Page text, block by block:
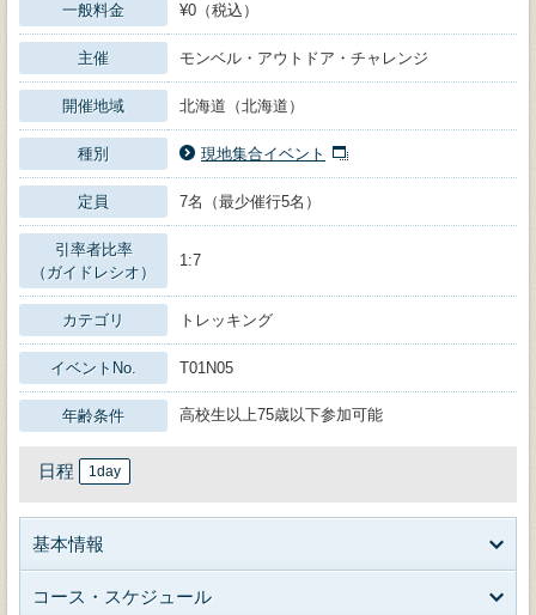
一般料金 ¥0（税込）
主催 モンベル・アウトドア・チャレンジ
開催地域 北海道（北海道）
種別 現地集合イベント
定員 7名（最少催行5名）
引率者比率
（ガイドレシオ）
1:7
カテゴリ トレッキング
イベントNo. T01N05
年齢条件 高校生以上75歳以下参加可能
日程 1day
基本情報
コース・スケジュール